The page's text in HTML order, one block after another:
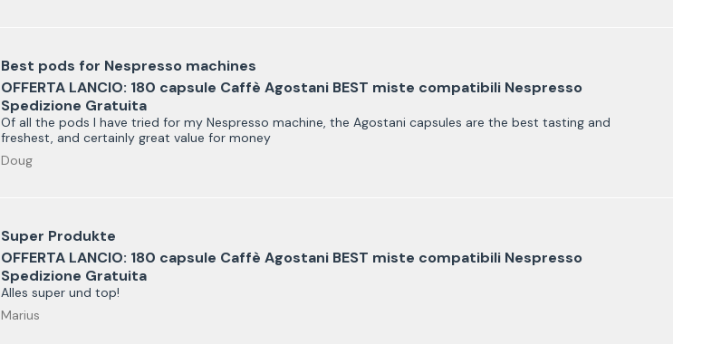
Best pods for Nespresso machines
OFFERTA LANCIO: 180 capsule Caffè Agostani BEST miste compatibili Nespresso
Spedizione Gratuita
Of all the pods I have tried for my Nespresso machine, the Agostani capsules are the best tasting and
freshest, and certainly great value for money
Doug
Super Produkte
OFFERTA LANCIO: 180 capsule Caffè Agostani BEST miste compatibili Nespresso
Spedizione Gratuita
Alles super und top!
Marius